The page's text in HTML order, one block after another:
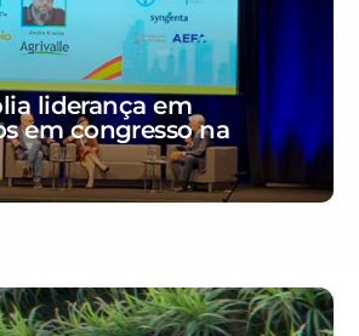
liderança em
em congresso na